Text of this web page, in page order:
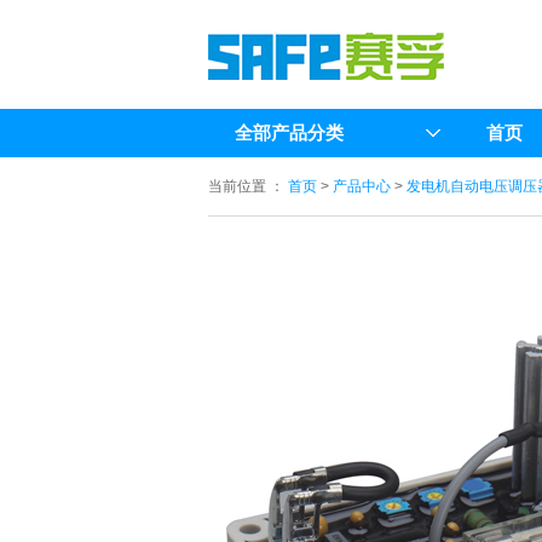
全部产品分类 首页
当前位置 ： 首页 > 产品中心 > 发电机自动电压调压